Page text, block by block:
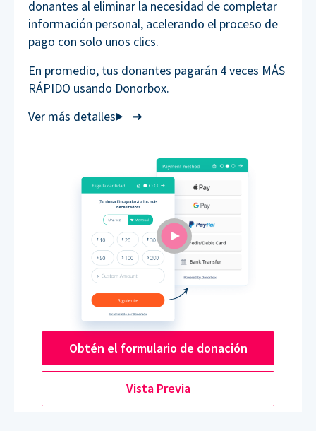
➜
donantes al eliminar la necesidad de completar
información personal, acelerando el proceso de
pago con solo unos clics.
En promedio, tus donantes pagarán 4 veces MÁS
RÁPIDO usando Donorbox.
Obtén el formulario de donación
Vista Previa